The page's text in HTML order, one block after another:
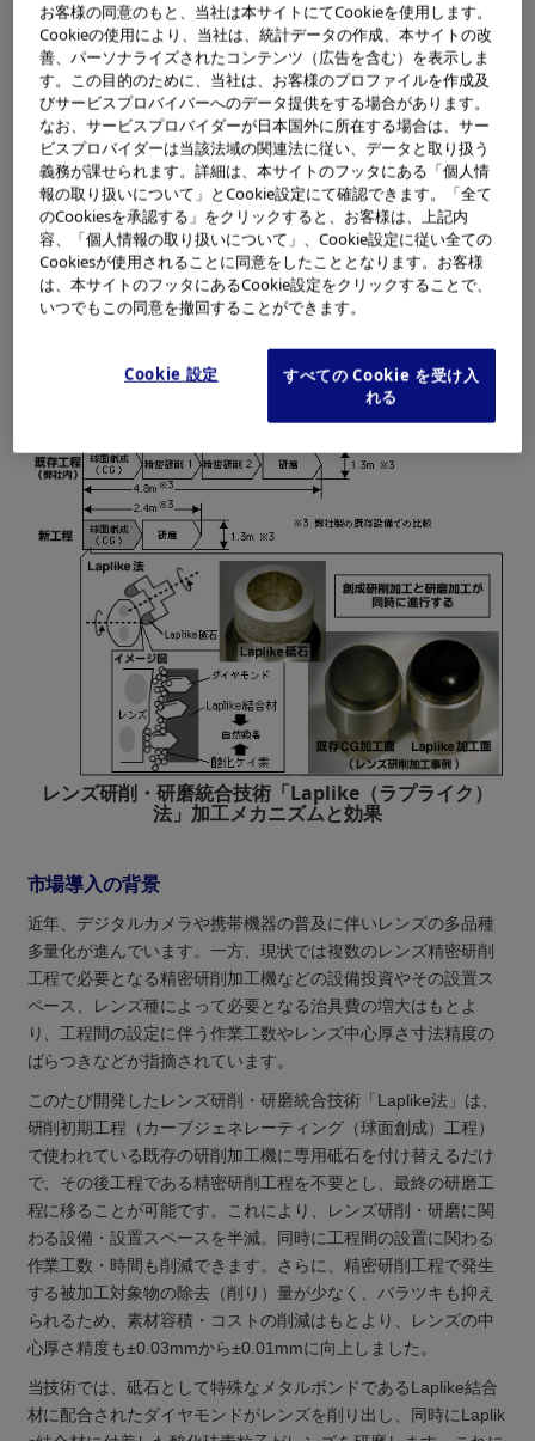
※1 Laplike砥石：
液中で表面電位を生じる特殊な金属（メタル）ボンドにダイヤ
モンドを配合した砥石。
※2
Laplike法：
レンズを素材から削り出すカーブジェネレーティング（球面創
成）工程において、削り出しと共にLaplike砥石が有する表面電
位を利用して付着した酸化珪素（SiO2）のナノ（15～20nm）
粒子による研磨作用を同時に発揮させることで、高い面品質を
得る手法。
主な特長の概要
研削・研磨工程を統合化し、設備・スペースを半
減
環境に影響の少ない研削液を使用
レンズ研削・研磨統合技術「Laplike（ラプライク）
法」加工メカニズムと効果
市場導入の背景
近年、デジタルカメラや携帯機器の普及に伴いレンズの多品種
多量化が進んでいます。一方、現状では複数のレンズ精密研削
工程で必要となる精密研削加工機などの設備投資やその設置ス
ペース、レンズ種によって必要となる治具費の増大はもとよ
り、工程間の設定に伴う作業工数やレンズ中心厚さ寸法精度の
ばらつきなどが指摘されています。
このたび開発したレンズ研削・研磨統合技術「Laplike法」は、
研削初期工程（カーブジェネレーティング（球面創成）工程）
で使われている既存の研削加工機に専用砥石を付け替えるだけ
で、その後工程である精密研削工程を不要とし、最終の研磨工
程に移ることが可能です。これにより、レンズ研削・研磨に関
わる設備・設置スペースを半減。同時に工程間の設置に関わる
作業工数・時間も削減できます。さらに、精密研削工程で発生
する被加工対象物の除去（削り）量が少なく、バラツキも抑え
られるため、素材容積・コストの削減はもとより、レンズの中
心厚さ精度も±0.03mmから±0.01mmに向上しました。
当技術では、砥石として特殊なメタルボンドであるLaplike結合
材に配合されたダイヤモンドがレンズを削り出し、同時にLaplik
お客様の同意のもと、当社は本サイトにてCookieを使用します。
Cookieの使用により、当社は、統計データの作成、本サイトの改
善、パーソナライズされたコンテンツ（広告を含む）を表示しま
す。この目的のために、当社は、お客様のプロファイルを作成及
びサービスプロバイバーへのデータ提供をする場合があります。
なお、サービスプロバイダーが日本国外に所在する場合は、サー
ビスプロバイダーは当該法域の関連法に従い、データと取り扱う
義務が課せられます。詳細は、本サイトのフッタにある「個人情
報の取り扱いについて」とCookie設定にて確認できます。「全て
のCookiesを承認する」をクリックすると、お客様は、上記内
容、「個人情報の取り扱いについて」、Cookie設定に従い全ての
Cookiesが使用されることに同意をしたこととなります。お客様
は、本サイトのフッタにあるCookie設定をクリックすることで、
いつでもこの同意を撤回することができます。
Cookie 設定
すべての Cookie を受け入
れる